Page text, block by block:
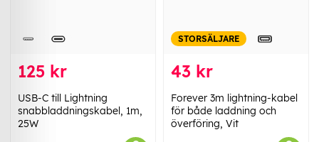
125 kr
USB-C till Lightning
snabbladdningskabel, 1m,
25W
STORSÄLJARE
43 kr
Forever 3m lightning-kabel
för både laddning och
överföring, Vit